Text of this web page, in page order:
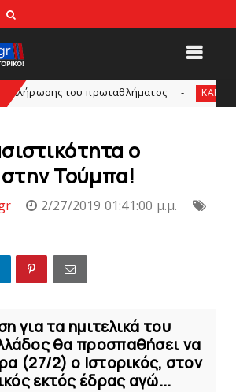
πρωταθλήματος KARA TALKS Δείτε
ο
στην Τούμπα!
2/27/2019 01:41:00 μ.μ.
για τα ημιτελικά του
θα προσπαθήσει να
(27/2) ο Ιστορικός, στον
εκτός έδρας αγώ...